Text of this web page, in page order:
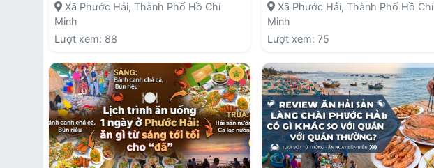
Xã Phước Hải, Thành Phố Hồ Chí
Minh
Lượt xem: 88
Xã Phước Hải, Thành Phố Hồ Chí
Minh
Lượt xem: 75